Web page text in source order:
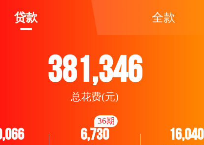
贷款 全款
381,346
总花费(元)
6,730
36期
16,040